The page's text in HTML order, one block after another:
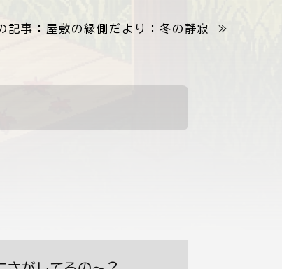
記事： 屋敷の縁側だより：冬の静寂 ≫